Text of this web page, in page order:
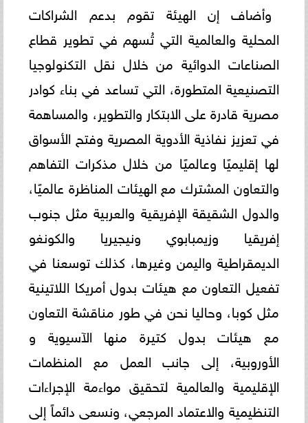
وأضاف إن الهيئة تقوم بدعم الشراكات
المحلية والعالمية التي تُسهم في تطوير قطاع
الصناعات الدوائية من خلال نقل التكنولوجيا
التصنيعية المتطورة، التي تساعد في بناء كوادر
مصرية قادرة على الابتكار والتطوير، والمساهمة
في تعزيز نفاذية الأدوية المصرية وفتح الأسواق
لها إقليميًا وعالميًا من خلال مذكرات التفاهم
والتعاون المشترك مع الهيئات المناظرة عالميًا،
والدول الشقيقة الإفريقية والعربية مثل جنوب
إفريقيا وزيمبابوي ونيجيريا والكونغو
الديمقراطية واليمن وغيرها، كذلك توسعنا في
تفعيل التعاون مع هيئات بدول أمريكا اللاتينية
مثل كوبا، وحاليا نحن في طور مناقشة التعاون
مع هيئات بدول كتيرة منها الآسيوية و
الأوروبية، إلى جانب العمل مع المنظمات
الإقليمية والعالمية لتحقيق مواءمة الإجراءات
التنظيمية والاعتماد المرجعي، ونسعى دائماً إلى